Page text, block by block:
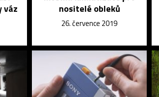
váz
nositelé obleků
26. července 2019